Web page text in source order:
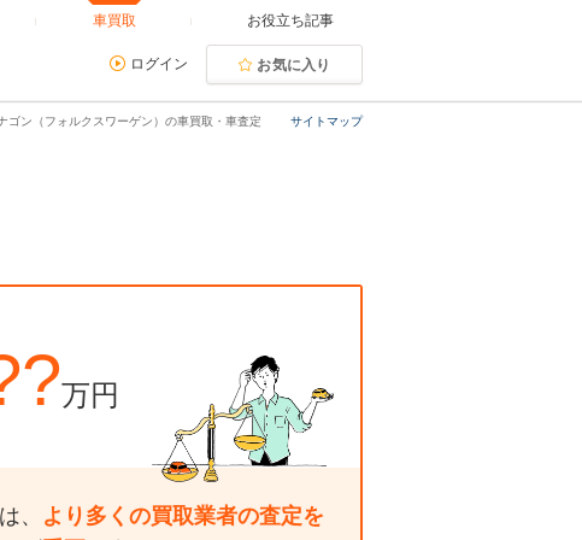
車買取 お役立ち記事
ログイン お気に入り
サイトマップ
ゴン（フォルクスワーゲン）の車買取・車査定
万円
、 より多くの買取業者の査定を